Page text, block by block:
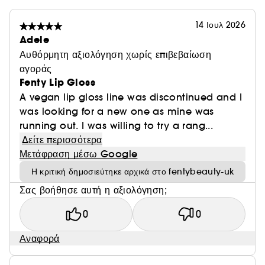
14 Ιουλ 2026
Adele
Αυθόρμητη αξιολόγηση χωρίς επιβεβαίωση
αγοράς
Fenty Lip Gloss
A vegan lip gloss line was discontinued and I
was looking for a new one as mine was
running out. I was willing to try a rang...
Δείτε περισσότερα
Μετάφραση μέσω Google
Η κριτική δημοσιεύτηκε αρχικά στο fentybeauty-uk
Σας βοήθησε αυτή η αξιολόγηση;
0 0
Αναφορά